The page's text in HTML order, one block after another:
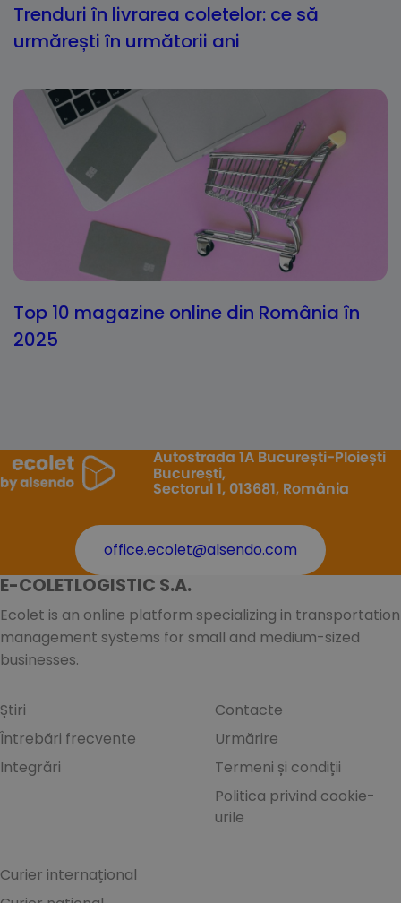
Trenduri în livrarea coletelor: ce să
urmărești în următorii ani
Top 10 magazine online din România în
2025
Autostrada 1A București-Ploiești
București,
Sectorul 1, 013681, România
office.ecolet@alsendo.com
E-COLETLOGISTIC S.A.
Ecolet is an online platform specializing in transportation
management systems for small and medium-sized
businesses.
Știri
Întrebări frecvente
Integrări
Contacte
Urmărire
Termeni și condiții
Politica privind cookie-
urile
Curier internațional